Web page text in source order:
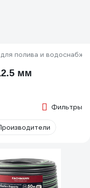
полива и
мм
Фильтры